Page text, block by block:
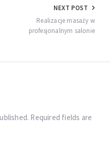
NEXT POST
Realizacje masaży w
profesjonalnym salonie
Required fields are